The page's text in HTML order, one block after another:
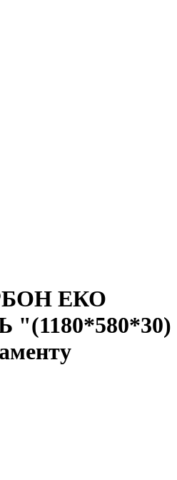
ЕКО
"(1180*580*30)